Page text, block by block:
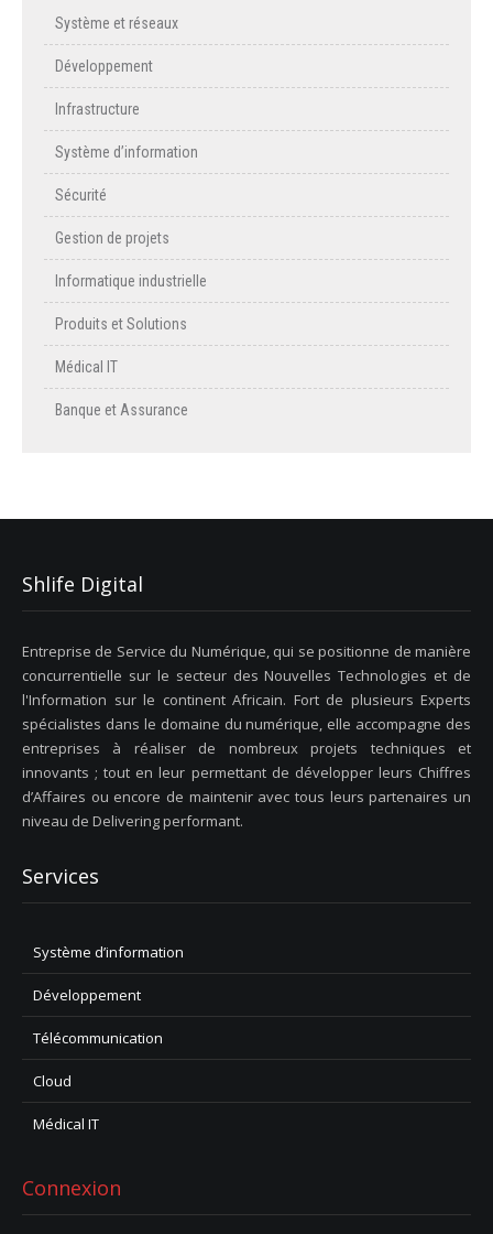
Système et réseaux
Développement
Infrastructure
Système d’information
Sécurité
Gestion de projets
Informatique industrielle
Produits et Solutions
Médical IT
Banque et Assurance
Shlife Digital
Entreprise de Service du Numérique, qui se positionne de manière
concurrentielle sur le secteur des Nouvelles Technologies et de
l'Information sur le continent Africain. Fort de plusieurs Experts
spécialistes dans le domaine du numérique, elle accompagne des
entreprises à réaliser de nombreux projets techniques et
innovants ; tout en leur permettant de développer leurs Chiffres
d’Affaires ou encore de maintenir avec tous leurs partenaires un
niveau de Delivering performant.
Services
Système d’information
Développement
Télécommunication
Cloud
Médical IT
Connexion